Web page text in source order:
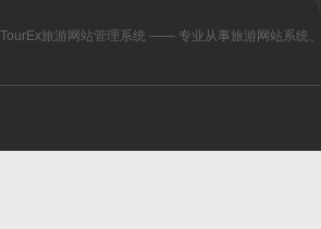
TourEx旅游网站管理系统 —— 专业从事旅游网站系统